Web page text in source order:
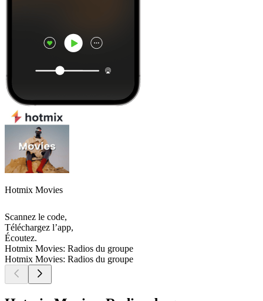
Hotmix Movies
Scannez le code,
Téléchargez l’app,
Écoutez.
Hotmix Movies: Radios du groupe
Hotmix Movies: Radios du groupe